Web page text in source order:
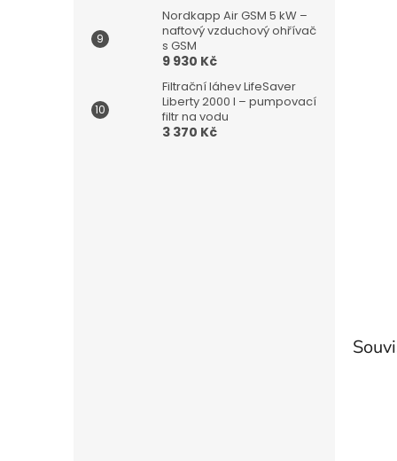
Nordkapp Air GSM 5 kW –
naftový vzduchový ohřívač
s GSM
9 930 Kč
Filtrační láhev LifeSaver
Liberty 2000 l – pumpovací
filtr na vodu
3 370 Kč